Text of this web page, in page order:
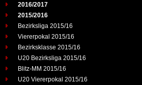
2016/2017
2015/2016
Bezirksliga 2015/16
Viererpokal 2015/16
Bezirksklasse 2015/16
U20 Bezirksliga 2015/16
Blitz-MM 2015/16
U20 Viererpokal 2015/16